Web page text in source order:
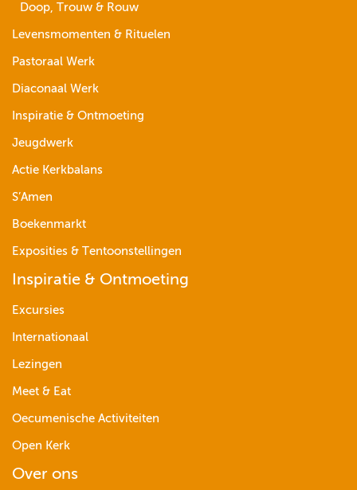
Doop, Trouw & Rouw
Levensmomenten & Rituelen
Pastoraal Werk
Diaconaal Werk
Inspiratie & Ontmoeting
Jeugdwerk
Actie Kerkbalans
S’Amen
Boekenmarkt
Exposities & Tentoonstellingen
Inspiratie & Ontmoeting
Excursies
Internationaal
Lezingen
Meet & Eat
Oecumenische Activiteiten
Open Kerk
Over ons